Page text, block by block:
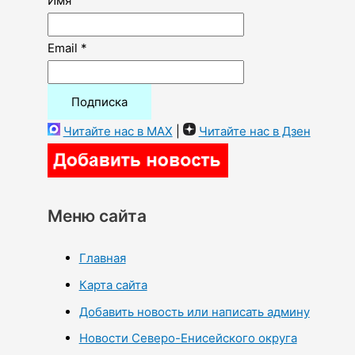
Email *
Читайте нас в MAX Читайте нас в Дзен
Меню сайта
Главная
Карта сайта
Добавить новость или написать админу
Новости Северо-Енисейского округа